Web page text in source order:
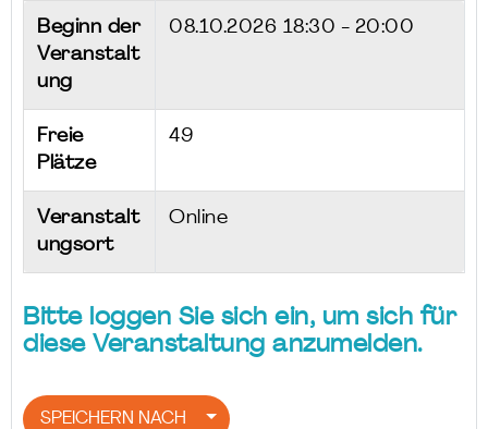
Beginn der
Veranstalt
ung
08.10.2026 18:30 - 20:00
Freie
Plätze
49
Veranstalt
ungsort
Online
Bitte loggen Sie sich ein, um sich für
diese Veranstaltung anzumelden.
SPEICHERN NACH